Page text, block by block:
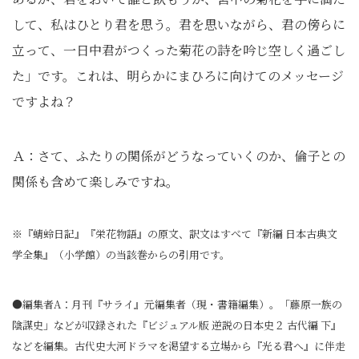
して、私はひとり君を思う。君を思いながら、君の傍らに
立って、一日中君がつくった菊花の詩を吟じ空しく過ごし
た」です。これは、明らかにまひろに向けてのメッセージ
ですよね？
Ａ：さて、ふたりの関係がどうなっていくのか、倫子との
関係も含めて楽しみですね。
※『蜻蛉日記』『栄花物語』の原文、訳文はすべて『新編 日本古典文
学全集』（小学館）の当該巻からの引用です。
●編集者A：月刊『サライ』元編集者（現・書籍編集）。「藤原一族の
陰謀史」などが収録された『ビジュアル版 逆説の日本史２ 古代編 下』
などを編集。古代史大河ドラマを渇望する立場から『光る君へ』に伴走